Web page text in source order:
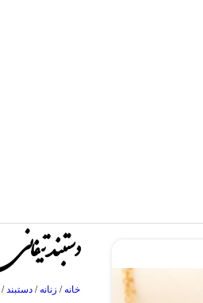
دستبند تیفانی
خانه/ زنانه/ دستبند/